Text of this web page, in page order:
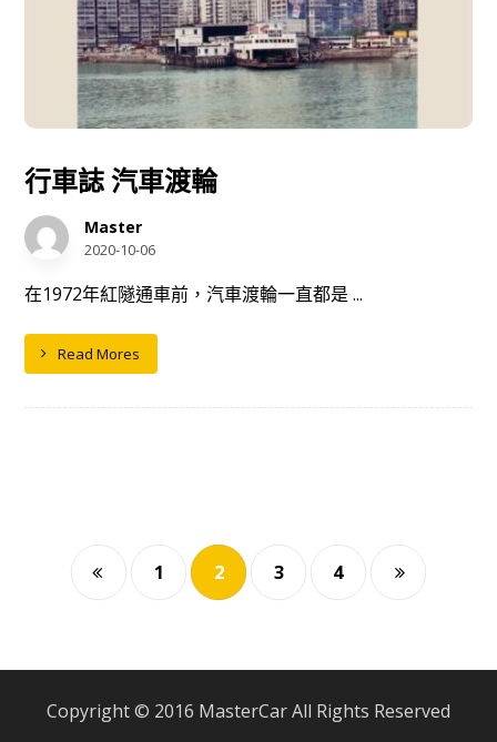
行車誌 汽車渡輪
Master
2020-10-06
在1972年紅隧通車前，汽車渡輪一直都是 ...
Read Mores
1 2 3 4
Copyright © 2016 MasterCar All Rights Reserved